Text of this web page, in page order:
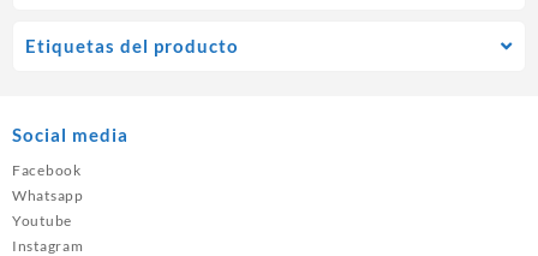
Etiquetas del producto
Social media
Facebook
Whatsapp
Youtube
Instagram